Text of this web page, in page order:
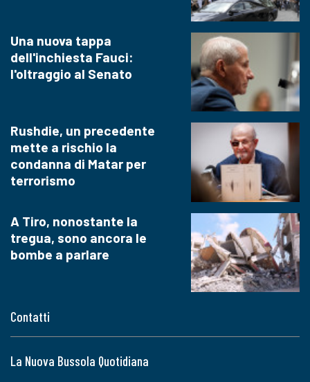
Contatti
La Nuova Bussola Quotidiana
Una nuova tappa
dell'inchiesta Fauci:
l'oltraggio al Senato
Rushdie, un precedente
mette a rischio la
condanna di Matar per
terrorismo
A Tiro, nonostante la
tregua, sono ancora le
bombe a parlare